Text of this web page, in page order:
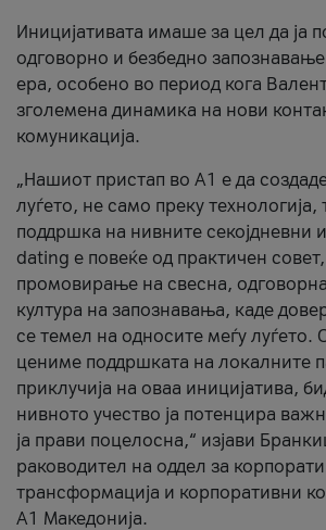
Иницијативата имаше за цел да ја
одговорно и безбедно
ера, особено во период кога
зголемена динамика на нови
комуникација.
„Нашиот пристап во А1 е да
луѓето, не само преку технологија,
поддршка на нивните секојдневни
dating е повеќе од практичен
промовирање на свесна,
култура на запознавања, каде
се темел на односите меѓу луѓето.
цениме поддршката на локалните
приклучија на оваа иницијатива,
нивното учество ја потенцира
ја прави поцелосна,“ изјави
раководител на оддел за
трансформација и корпоративни
А1 Македонија.